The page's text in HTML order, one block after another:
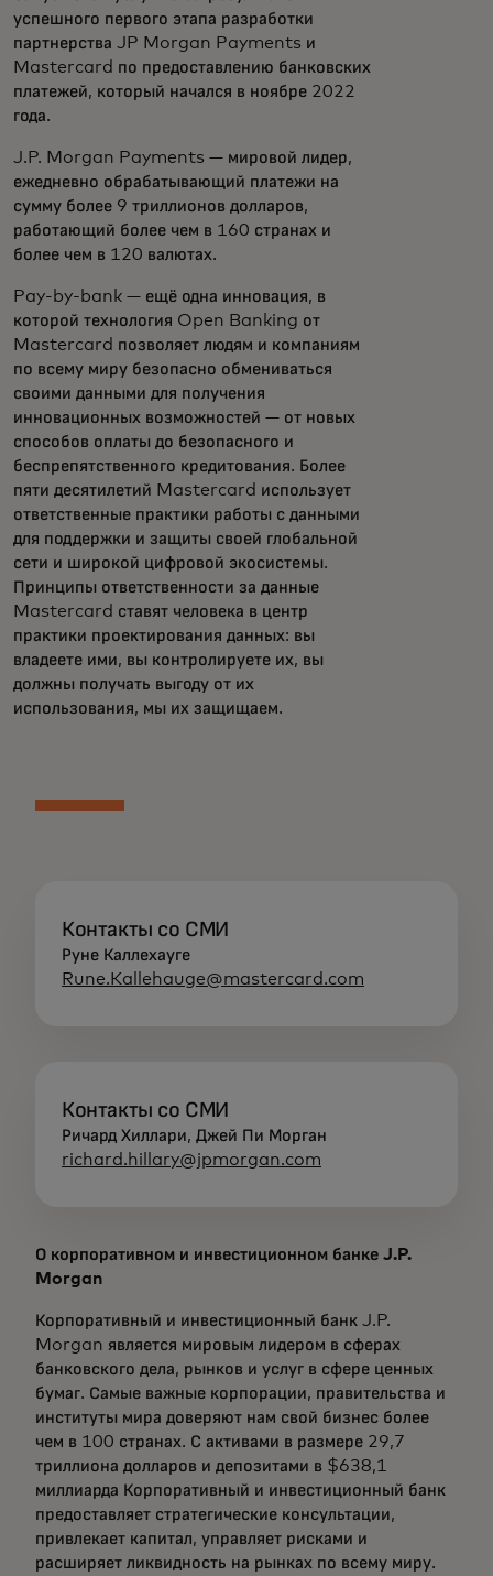
успешного первого этапа разработки
партнерства JP Morgan Payments и
Mastercard по предоставлению банковских
платежей, который начался в ноябре 2022
года.
J.P. Morgan Payments — мировой лидер,
ежедневно обрабатывающий платежи на
сумму более 9 триллионов долларов,
работающий более чем в 160 странах и
более чем в 120 валютах.
Pay-by-bank — ещё одна инновация, в
которой технология Open Banking от
Mastercard позволяет людям и компаниям
по всему миру безопасно обмениваться
своими данными для получения
инновационных возможностей — от новых
способов оплаты до безопасного и
беспрепятственного кредитования. Более
пяти десятилетий Mastercard использует
ответственные практики работы с данными
для поддержки и защиты своей глобальной
сети и широкой цифровой экосистемы.
Принципы ответственности за данные
Mastercard ставят человека в центр
практики проектирования данных: вы
владеете ими, вы контролируете их, вы
должны получать выгоду от их
использования, мы их защищаем.
Контакты со СМИ
Руне Каллехауге
Rune.Kallehauge@mastercard.com
Контакты со СМИ
Ричард Хиллари, Джей Пи Морган
richard.hillary@jpmorgan.com
О корпоративном и инвестиционном банке J.P.
Morgan
Корпоративный и инвестиционный банк J.P.
Morgan является мировым лидером в сферах
банковского дела, рынков и услуг в сфере ценных
бумаг. Самые важные корпорации, правительства и
институты мира доверяют нам свой бизнес более
чем в 100 странах. С активами в размере 29,7
триллиона долларов и депозитами в $638,1
миллиарда Корпоративный и инвестиционный банк
предоставляет стратегические консультации,
привлекает капитал, управляет рисками и
расширяет ликвидность на рынках по всему миру.